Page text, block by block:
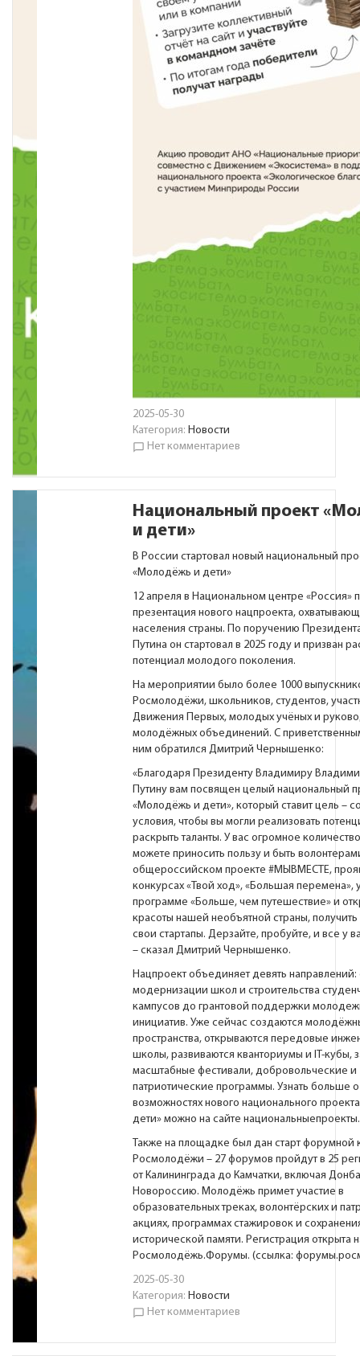
2025-05-30
Категория: Новости
chat_bubble_outline Нет комментариев
Национальный проект
и дети»
В России стартовал новый национальный
«Молодёжь и дети»
12 апреля в Национальном центре «Россия»
презентация нового нацпроекта,
населения страны. По поручению
Путина он стартовал в 2025 году и призван
потенциал молодого поколения.
На мероприятии было более 1000
Росмолодёжи, школьников, студентов,
Движения Первых, молодых учёных и
молодёжных объединений. С
ним обратился Дмитрий Чернышенко:
«Благодаря Президенту Владимиру
Путину вам посвящен целый национальный
«Молодёжь и дети», который ставит цель –
условия, чтобы вы могли реализовать
раскрыть таланты. У вас огромное
можете приносить пользу и быть
общероссийском проекте #МЫВМЕСТЕ,
конкурсах «Твой ход», «Большая перемена»,
программе «Больше, чем путешествие» и
красоты нашей необъятной страны, получить
свои стартапы. Дерзайте, пробуйте, и все у
– сказал Дмитрий Чернышенко.
Нацпроект объединяет девять направлений:
модернизации школ и строительства
кампусов до грантовой поддержки
инициатив. Уже сейчас создаются
пространства, открываются передовые
школы, развиваются кванториумы и IT-кубы,
масштабные фестивали, добровольческие и
патриотические программы. Узнать больше о
возможностях нового национального
дети» можно на сайте
Также на площадке был дан старт форумной
Росмолодёжи – 27 форумов пройдут в 25
от Калининграда до Камчатки, включая
Новороссию. Молодёжь примет участие в
образовательных треках, волонтёрских и
акциях, программах стажировок и
исторической памяти. Регистрация открыта
Росмолодёжь.Форумы. (ссылка:
2025-05-30
Категория: Новости
chat_bubble_outline Нет комментариев